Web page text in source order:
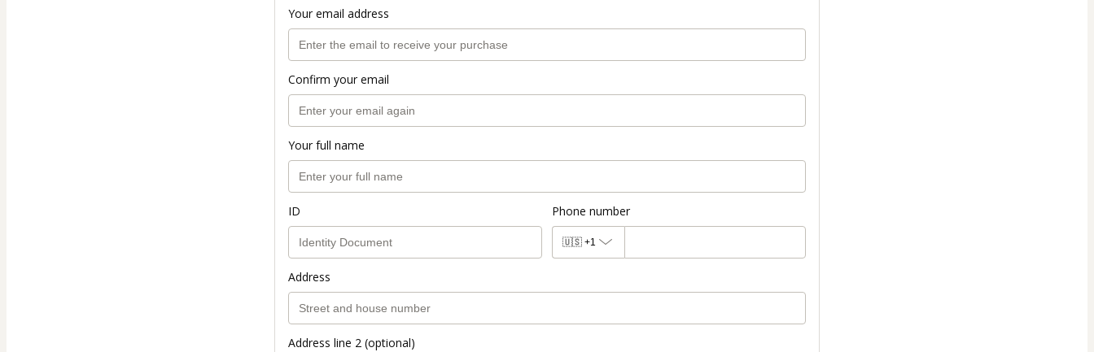
Your email address
Confirm your email
Your full name
ID Phone number
🇺🇸 +1
Address
Address line 2 (optional)